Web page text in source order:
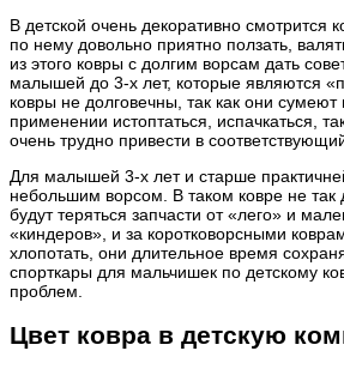
В детской очень декоративно смотрится
по нему довольно приятно ползать,
из этого ковры с долгим ворсам дать
малышей до 3-х лет, которые являются
ковры не долговечны, так как они
применении истоптаться, испачкаться,
очень трудно привести в
Для малышей 3-х лет и старше
небольшим ворсом. В таком ковре не так
будут теряться запчасти от «лего» и
«киндеров», и за коротковорсными
хлопотать, они длительное время
спорткары для мальчишек по детскому
проблем.
Цвет ковра в детскую